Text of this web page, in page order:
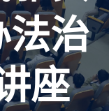
治
座